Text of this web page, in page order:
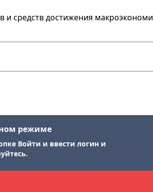
и средств достижения
режиме
Войти и ввести логин и